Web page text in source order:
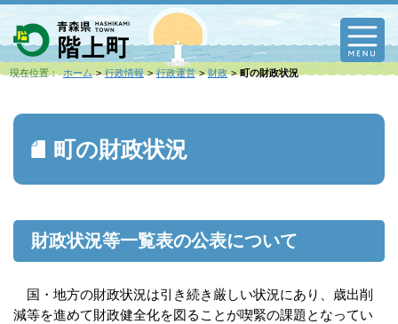
現在位置： ホーム 行政情報 行政運営 財政 町の財政状況
町の財政状況
財政状況等一覧表の公表について
国・地方の財政状況は引き続き厳しい状況にあり、歳出削
減等を進めて財政健全化を図ることが喫緊の課題となってい